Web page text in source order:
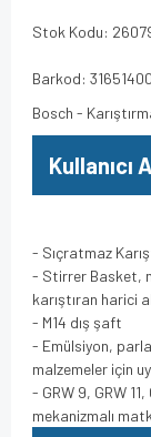
Stok Kodu:
Barkod:
Bosch -
Kullanıcı
- Sıçratmaz
- Stirrer Basket,
karıştıran harici
- M14 dış şaft
- Emülsiyon,
malzemeler için
- GRW 9, GRW
mekanizmalı